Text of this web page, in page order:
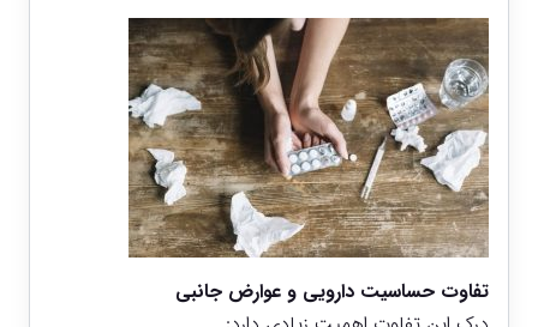
تفاوت حساسیت دارویی و عوارض جانبی